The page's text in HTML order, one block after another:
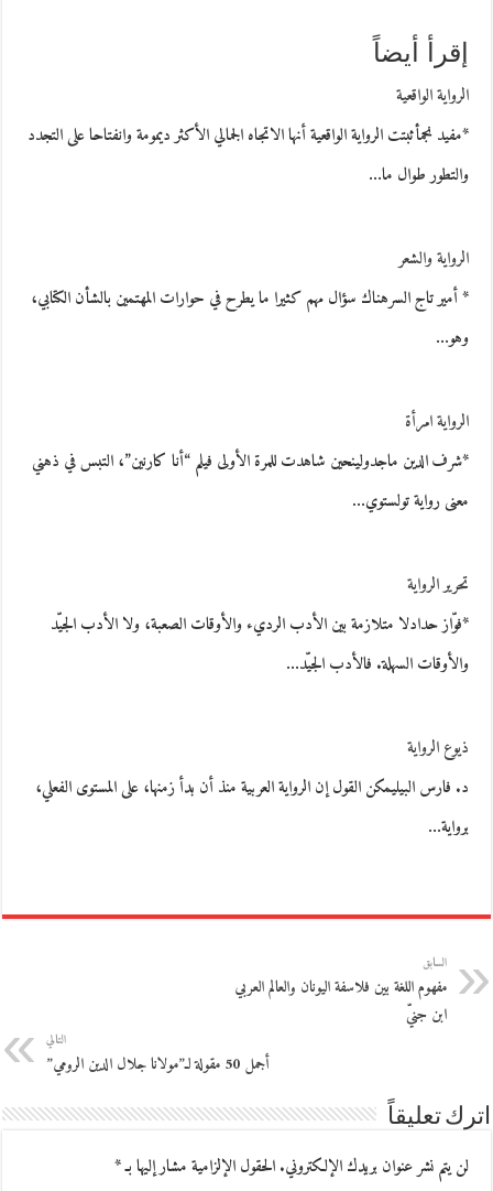
إقرأ أيضاً
الرواية الواقعية
*مفيد نجمأثبتت الرواية الواقعية أنها الاتجاه الجمالي الأكثر ديمومة وانفتاحا على التجدد
والتطور طوال ما…
الرواية والشعر
* أمير تاج السرهناك سؤال مهم كثيرا ما يطرح في حوارات المهتمين بالشأن الكتابي،
وهو…
الرواية امرأة
*شرف الدين ماجدولينحين شاهدت للمرة الأولى فيلم “أنا كارنين”، التبس في ذهني
معنى رواية تولستوي…
تحرير الرواية
*فوّاز حدادلا متلازمة بين الأدب الرديء والأوقات الصعبة، ولا الأدب الجيّد
والأوقات السهلة. فالأدب الجيّد…
ذيوع الرواية
د. فارس البيليمكن القول إن الرواية العربية منذ أن بدأ زمنها، على المستوى الفعلي،
برواية…
السابق
مفهوم اللغة بين فلاسفة اليونان والعالم العربي
ابن جنيّ
التالي
أجمل 50 مقولة لـ”مولانا جلال الدين الرومي”
اترك تعليقاً
لن يتم نشر عنوان بريدك الإلكتروني.الحقول الإلزامية مشار إليها بـ*